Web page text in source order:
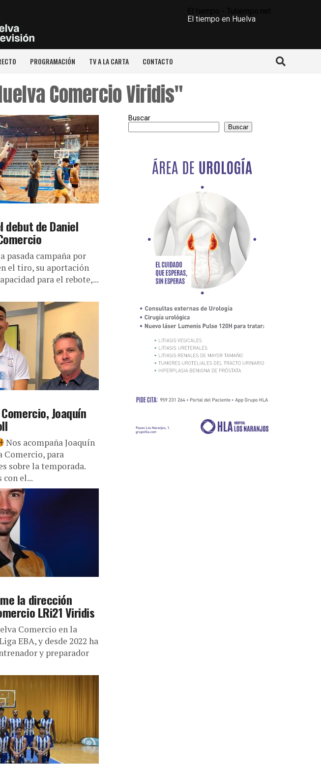
El tiempo en Huelva
PROGRAMACIÓN TV A LA CARTA CONTACTO
Comercio Viridis"
de Daniel
pasada campaña por
el tiro, su aportación
para el rebote,...
Joaquín
Nos acompaña Joaquín
Comercio, para
sobre la temporada.
el...
la dirección
LRi21 Viridis
Comercio en la
EBA, y desde 2022 ha
y preparador
Buscar
Buscar